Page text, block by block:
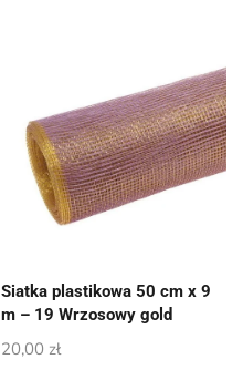
Siatka plastikowa 50 cm x 9
m – 19 Wrzosowy gold
20,00 zł